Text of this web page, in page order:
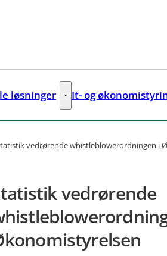
links
løsninger Digitale løsninger - Flere links
It- og
vedrørende whistleblowerordningen i
vedrørende